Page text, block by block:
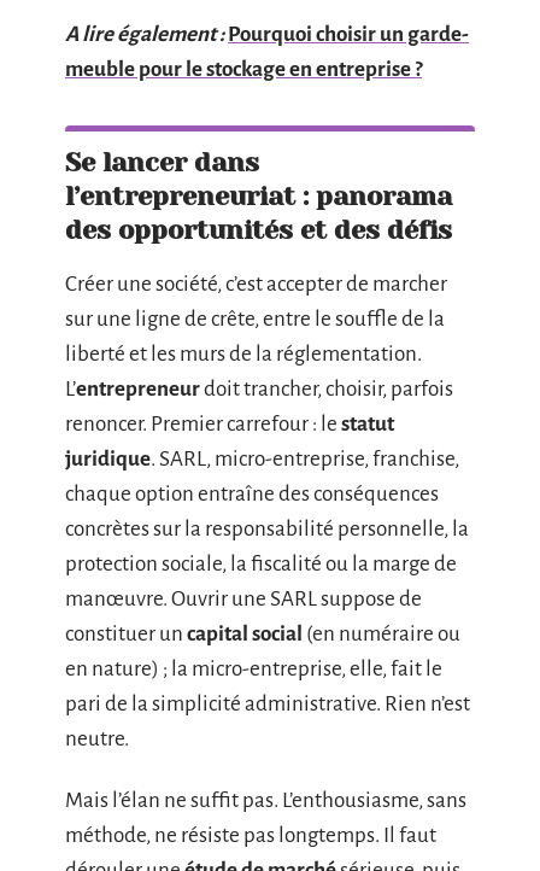
A lire également : Pourquoi choisir un garde-
meuble pour le stockage en entreprise ?
Se lancer dans
l’entrepreneuriat : panorama
des opportunités et des défis
Créer une société, c’est accepter de marcher
sur une ligne de crête, entre le souffle de la
liberté et les murs de la réglementation.
L’entrepreneurdoit trancher, choisir, parfois
renoncer. Premier carrefour : le statut
juridique. SARL, micro-entreprise, franchise,
chaque option entraîne des conséquences
concrètes sur la responsabilité personnelle, la
protection sociale, la fiscalité ou la marge de
manœuvre. Ouvrir une SARL suppose de
constituer un capital social (en numéraire ou
en nature) ; la micro-entreprise, elle, fait le
pari de la simplicité administrative. Rien n’est
neutre.
Mais l’élan ne suffit pas. L’enthousiasme, sans
méthode, ne résiste pas longtemps. Il faut